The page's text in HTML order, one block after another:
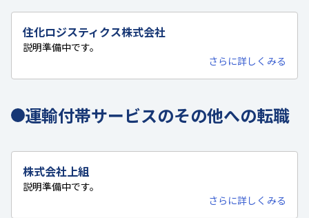
住化ロジスティクス株式会社
説明準備中です。
さらに詳しくみる
運輸付帯サービスのその他への転職
株式会社上組
説明準備中です。
さらに詳しくみる